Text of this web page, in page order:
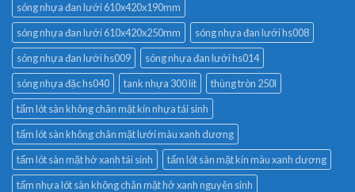
sóng nhựa đan lưới 610x420x190mm
sóng nhựa đan lưới 610x420x250mm
sóng nhựa đan lưới hs008
sóng nhựa đan lưới hs009
sóng nhựa đan lưới hs014
sóng nhựa đặc hs040
tank nhựa 300 lít
thùng tròn 250l
tấm lót sàn không chân mặt kín nhựa tái sinh
tấm lót sàn không chân mặt lưới màu xanh dương
tấm lót sàn mặt hở xanh tái sinh
tấm lót sàn mặt kín màu xanh dương
tấm nhựa lót sàn không chân mặt hở xanh nguyên sinh